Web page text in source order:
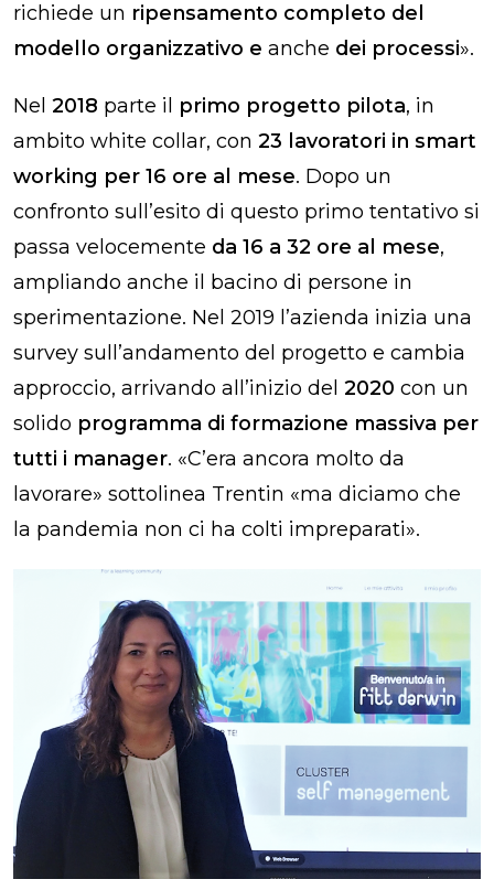
richiede un ripensamento completo del
modello organizzativo e anche dei processi».
Nel 2018 parte il primo progetto pilota, in
ambito white collar, con 23 lavoratori in smart
working per 16 ore al mese. Dopo un
confronto sull’esito di questo primo tentativo si
passa velocemente da 16 a 32 ore al mese,
ampliando anche il bacino di persone in
sperimentazione. Nel 2019 l’azienda inizia una
survey sull’andamento del progetto e cambia
approccio, arrivando all’inizio del 2020 con un
solido programma di formazione massiva per
tutti i manager. «C’era ancora molto da
lavorare» sottolinea Trentin «ma diciamo che
la pandemia non ci ha colti impreparati».